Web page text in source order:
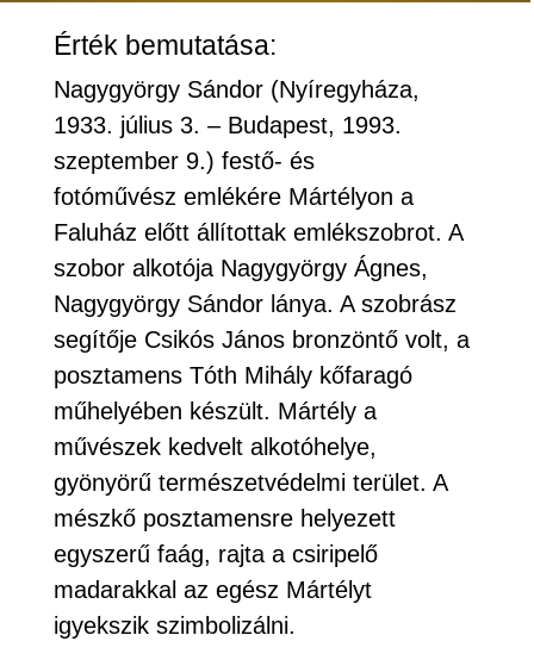
Érték bemutatása:
Nagygyörgy Sándor (Nyíregyháza,
1933. július 3. – Budapest, 1993.
szeptember 9.) festő- és
fotóművész emlékére Mártélyon a
Faluház előtt állítottak emlékszobrot. A
szobor alkotója Nagygyörgy Ágnes,
Nagygyörgy Sándor lánya. A szobrász
segítője Csikós János bronzöntő volt, a
posztamens Tóth Mihály kőfaragó
műhelyében készült. Mártély a
művészek kedvelt alkotóhelye,
gyönyörű természetvédelmi terület. A
mészkő posztamensre helyezett
egyszerű faág, rajta a csiripelő
madarakkal az egész Mártélyt
igyekszik szimbolizálni.